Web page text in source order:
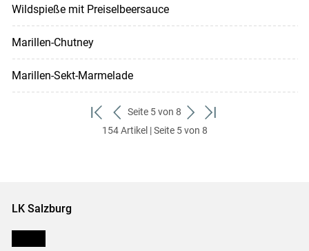
Wildspieße mit Preiselbeersauce
Marillen-Chutney
Marillen-Sekt-Marmelade
zum
ersten
zurück
zum
Seite 5 von 8
weiter
zum
zum
154 Artikel | Seite 5 von 8
LK Salzburg